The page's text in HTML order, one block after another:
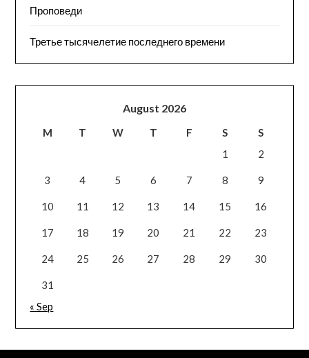
Проповеди
Третье тысячелетие последнего времени
August 2026
M T W T F S
S
1
2
3 4 5 6 7 8 9
10 11 12 13 14 15 16
17 18 19 20 21 22 23
24 25 26 27 28 29 30
31
« Sep